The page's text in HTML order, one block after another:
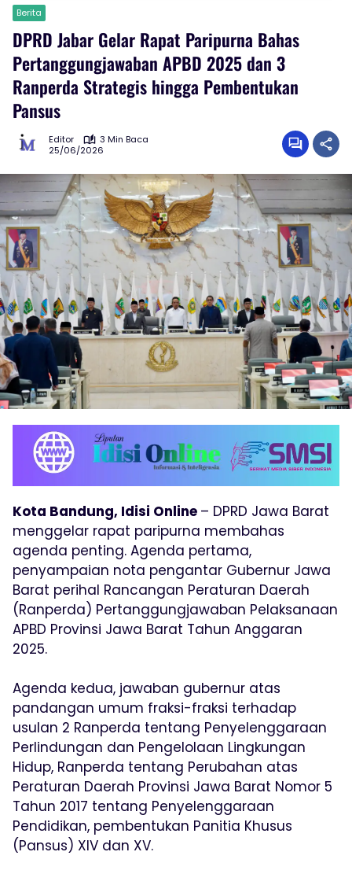
Berita
DPRD Jabar Gelar Rapat Paripurna Bahas
Pertanggungjawaban APBD 2025 dan 3
Ranperda Strategis hingga Pembentukan
Pansus
Editor
3 Min Baca
25/06/2026
Kota Bandung, Idisi Online – DPRD Jawa Barat
menggelar rapat paripurna membahas
agenda penting. Agenda pertama,
penyampaian nota pengantar Gubernur Jawa
Barat perihal Rancangan Peraturan Daerah
(Ranperda) Pertanggungjawaban Pelaksanaan
APBD Provinsi Jawa Barat Tahun Anggaran
2025.
Agenda kedua, jawaban gubernur atas
pandangan umum fraksi-fraksi terhadap
usulan 2 Ranperda tentang Penyelenggaraan
Perlindungan dan Pengelolaan Lingkungan
Hidup, Ranperda tentang Perubahan atas
Peraturan Daerah Provinsi Jawa Barat Nomor 5
Tahun 2017 tentang Penyelenggaraan
Pendidikan, pembentukan Panitia Khusus
(Pansus) XIV dan XV.